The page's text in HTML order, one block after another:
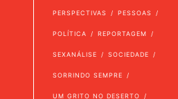
PERSPECTIVAS PESSOAS
POLÍTICA REPORTAGEM
SEXANÁLISE SOCIEDADE
SORRINDO SEMPRE
UM GRITO NO DESERTO